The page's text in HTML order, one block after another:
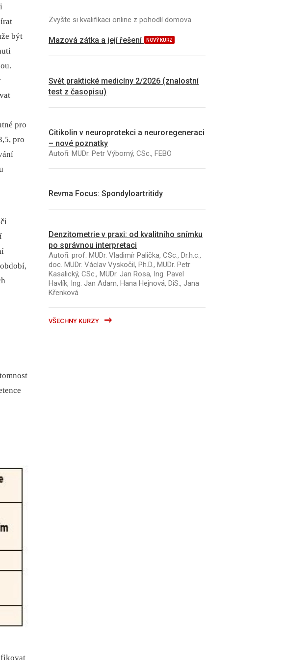
být
pro
pro
Zvyšte si kvalifikaci online z pohodlí domova
Mazová zátka a její řešení NOVÝ KURZ
Svět praktické medicíny 2/2026 (znalostní
test z časopisu)
Citikolin v neuroprotekci a neuroregeneraci
– nové poznatky
Autoři: MUDr. Petr Výborný, CSc., FEBO
Revma Focus: Spondyloartritidy
Denzitometrie v praxi: od kvalitního snímku
po správnou interpretaci
Autoři: prof. MUDr. Vladimír Palička, CSc., Dr.h.c.,
doc. MUDr. Václav Vyskočil, Ph.D., MUDr. Petr
Kasalický, CSc., MUDr. Jan Rosa, Ing. Pavel
Havlík, Ing. Jan Adam, Hana Hejnová, DiS., Jana
Křenková
VŠECHNY KURZY